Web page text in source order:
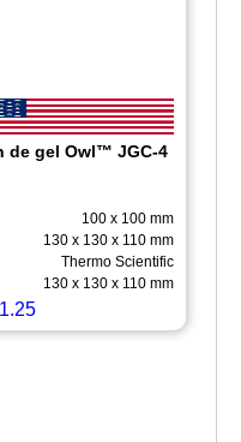
de gel Owl™ JGC-4
100 x 100 mm
130 x 130 x 110 mm
Thermo Scientific
130 x 130 x 110 mm
1.25